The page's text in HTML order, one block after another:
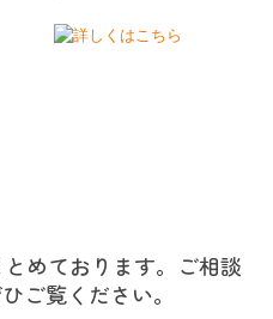
めております。ご相談
ご覧ください。